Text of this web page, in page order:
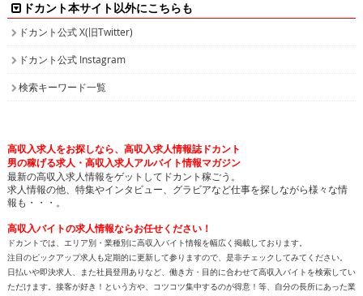
ドカント本サイト以外にこちらも
ドカント公式 X(旧Twitter)
ドカント公式 Instagram
検索キーワード一覧
高収入求人をお探しなら、高収入求人情報誌ドカント
男の稼げる求人・高収入求人アルバイト情報マガジン
最新の高収入求人情報をゲットしてドカント稼ごう。
求人情報の他、特集やインタビュー、グラビアなど仕事を探しながら様々な情
報も・・・。
高収入バイトの求人情報ならお任せください！
ドカントでは、エリア別・業種別に高収入バイト情報を幅広く掲載しております。
注目のピックアップ求人も定期的に更新して参りますので、是非チェックしてみてください。
日払いや即決求人、また社員登用ありなど、働き方・目的に合わせて高収入バイトを検索してい
ただけます。接客が好き！という方や、コツコツ集中するのが得意！等、自分の長所にあった業